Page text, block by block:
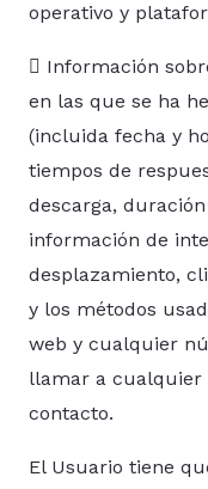
operativo y
 Información
en las que se ha
(incluida fecha y
tiempos de
descarga,
información de
desplazamiento,
y los métodos
web y cualquier
llamar a cualquier
contacto.
El Usuario tiene